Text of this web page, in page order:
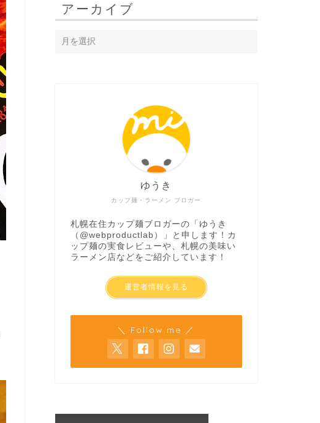
アーカイブ
カップ麺・ラーメン ブロガー
ゆうき
札幌在住カップ麺ブロガーの「ゆうき
（ @webproductlab ）」と申します！カ
ップ麺の実食レビューや、札幌の美味い
ラーメン店などをご紹介しています！
運営者情報を見る
＼ Follow me ／